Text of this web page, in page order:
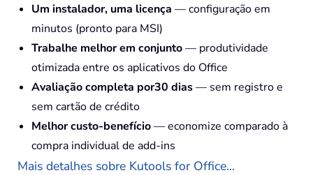
Um instalador, uma licença — configuração em
minutos (pronto para MSI)
Trabalhe melhor em conjunto— produtividade
otimizada entre os aplicativos do Office
Avaliação completa por30 dias— sem registro e
sem cartão de crédito
Melhor custo-benefício— economize comparado à
compra individual de add-ins
Mais detalhes sobre Kutools for Office...